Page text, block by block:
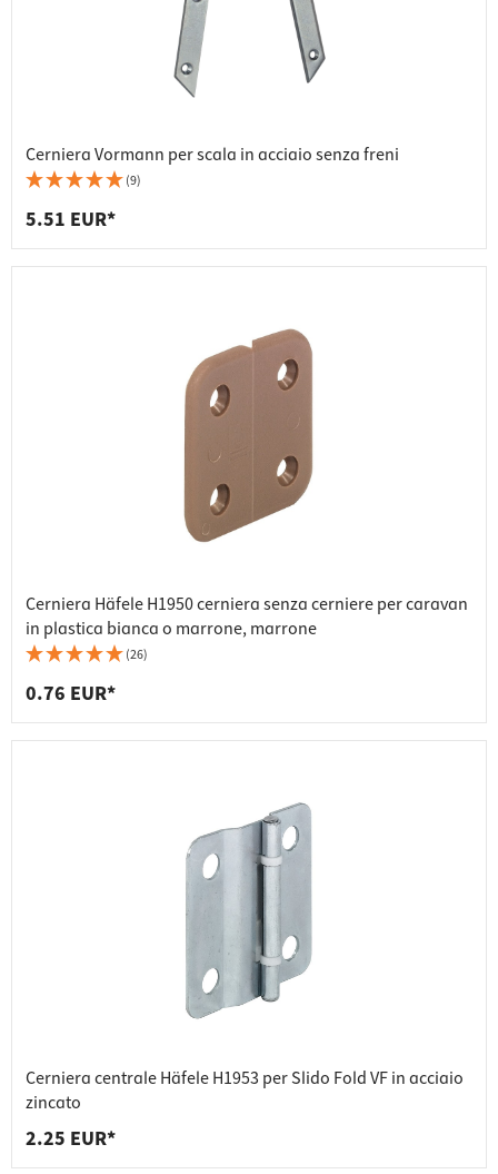
Cerniera Vormann per scala in acciaio senza freni
(9)
5.51 EUR*
Cerniera Häfele H1950 cerniera senza cerniere per caravan
in plastica bianca o marrone, marrone
(26)
0.76 EUR*
Cerniera centrale Häfele H1953 per Slido Fold VF in acciaio
zincato
2.25 EUR*